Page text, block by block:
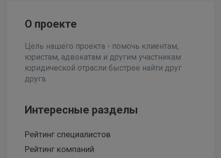
О проекте
Цель нашего проекта - помочь клиентам,
юристам, адвокатам и другим участникам
юридической отрасли быстрее найти друг
друга.
Интересные разделы
Рейтинг специалистов
Рейтинг компаний